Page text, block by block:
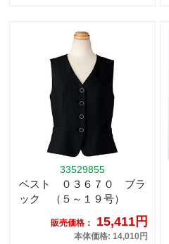
33529855
ベスト ０３６７０ ブラ
ック （５～１９号）
販売価格： 15,411円
本体価格: 14,010円